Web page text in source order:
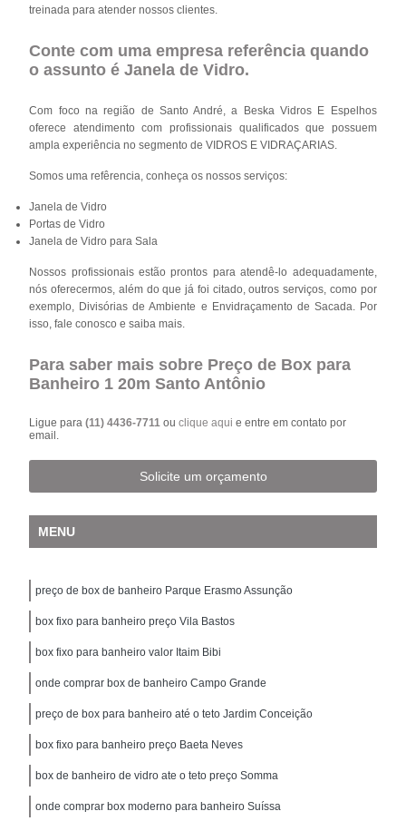
treinada para atender nossos clientes.
Conte com uma empresa referência quando
o assunto éJanela de Vidro.
Com foco na região de Santo André, a Beska Vidros E Espelhos
oferece atendimento com profissionais qualificados que possuem
ampla experiência no segmento de VIDROS E VIDRAÇARIAS.
Somos uma refêrencia, conheça os nossos serviços:
Janela de Vidro
Portas de Vidro
Janela de Vidro para Sala
Nossos profissionais estão prontos para atendê-lo adequadamente,
nós oferecermos, além do que já foi citado, outros serviços, como por
exemplo, Divisórias de Ambiente e Envidraçamento de Sacada. Por
isso, fale conosco e saiba mais.
Para saber mais sobre Preço de Box para
Banheiro 1 20m Santo Antônio
Ligue para(11) 4436-7711ouclique aqui e entre em contato por
email.
Solicite um orçamento
MENU
preço de box de banheiro Parque Erasmo Assunção
box fixo para banheiro preço Vila Bastos
box fixo para banheiro valor Itaim Bibi
onde comprar box de banheiro Campo Grande
preço de box para banheiro até o teto Jardim Conceição
box fixo para banheiro preço Baeta Neves
box de banheiro de vidro ate o teto preço Somma
onde comprar box moderno para banheiro Suíssa